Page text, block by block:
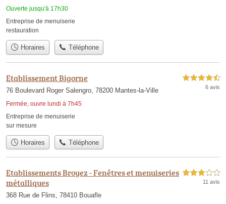
Ouverte jusqu'à 17h30
Entreprise de menuiserie
restauration
Horaires Téléphone
Etablissement Bigorne
76 Boulevard Roger Salengro, 78200 Mantes-la-Ville
Fermée, ouvre lundi à 7h45
4,5 étoiles sur 5
6 avis
Entreprise de menuiserie
sur mesure
Horaires Téléphone
Etablissements Broyez - Fenêtres et menuiseries
métalliques
368 Rue de Flins, 78410 Bouafle
3,0 étoiles sur 5
11 avis